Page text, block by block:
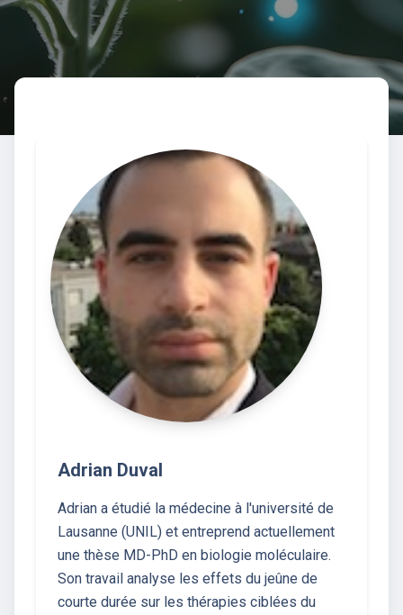
Adrian Duval
Adrian a étudié la médecine à l'université de
Lausanne (UNIL) et entreprend actuellement
une thèse MD-PhD en biologie moléculaire.
Son travail analyse les effets du jeûne de
courte durée sur les thérapies ciblées du